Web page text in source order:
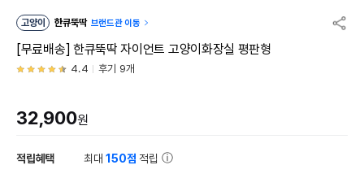
고양이 한큐뚝딱 브랜드관 이동
[무료배송] 한큐뚝딱 자이언트 고양이화장실 평판형
4.4 후기 9개
32,900원
적립혜택 최대150점 적립